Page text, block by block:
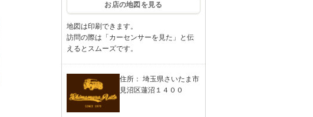
お店の地図を見る
地図は印刷できます。
訪問の際は「カーセンサーを見た」と伝
えるとスムーズです。
住所： 埼玉県さいたま市
見沼区蓮沼１４００